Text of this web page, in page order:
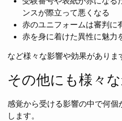
ンスが際立って悪くなる
赤のユニフォームは審判に
赤を身に着けた異性に魅力
など様々な影響や効果がありま
その他にも様々
感覚から受ける影響の中で何
します。